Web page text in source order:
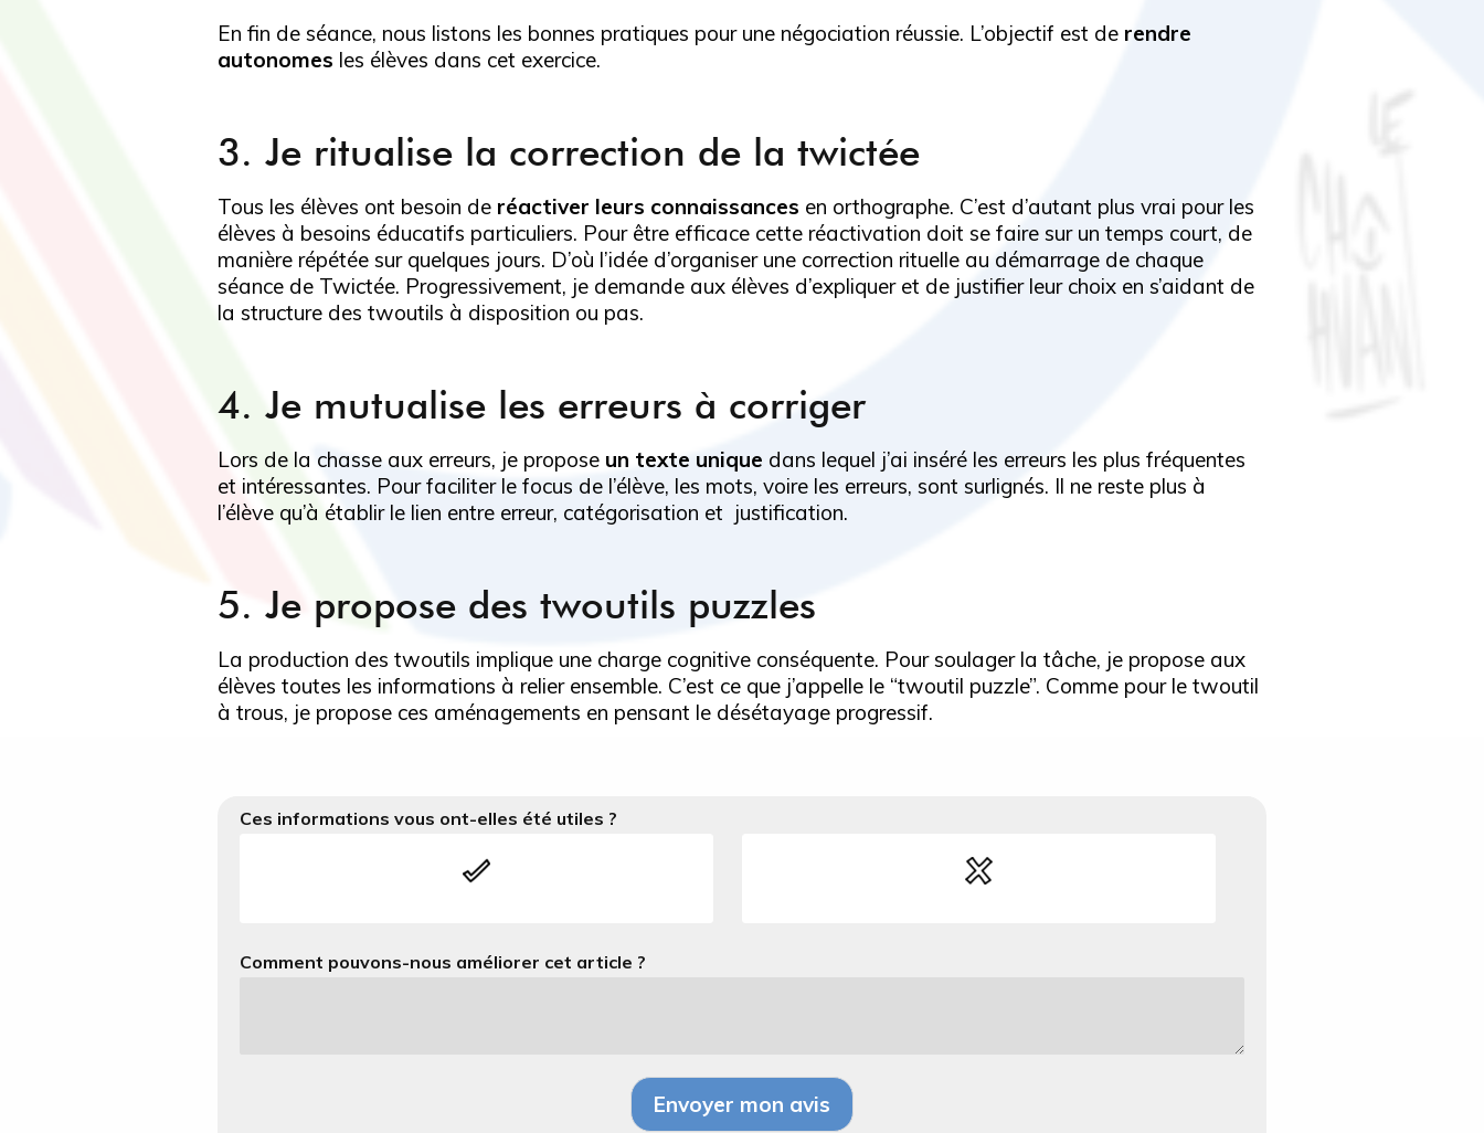
En fin de séance, nous listons les bonnes pratiques pour une négociation réussie. L’objectif est de rendre
autonomes les élèves dans cet exercice.
3. Je ritualise la correction de la twictée
Tous les élèves ont besoin de réactiver leurs connaissances en orthographe. C’est d’autant plus vrai pour les
élèves à besoins éducatifs particuliers. Pour être efficace cette réactivation doit se faire sur un temps court, de
manière répétée sur quelques jours. D’où l’idée d’organiser une correction rituelle au démarrage de chaque
séance de Twictée. Progressivement, je demande aux élèves d’expliquer et de justifier leur choix en s’aidant de
la structure des twoutils à disposition ou pas.
4. Je mutualise les erreurs à corriger
Lors de la chasse aux erreurs, je propose un texte unique dans lequel j’ai inséré les erreurs les plus fréquentes
et intéressantes. Pour faciliter le focus de l’élève, les mots, voire les erreurs, sont surlignés. Il ne reste plus à
l’élève qu’à établir le lien entre erreur, catégorisation et justification.
5. Je propose des twoutils puzzles
La production des twoutils implique une charge cognitive conséquente. Pour soulager la tâche, je propose aux
élèves toutes les informations à relier ensemble. C’est ce que j’appelle le “twoutil puzzle”. Comme pour le twoutil
à trous, je propose ces aménagements en pensant le désétayage progressif.
Ces informations vous ont-elles été utiles ?
Comment pouvons-nous améliorer cet article ?
Envoyer mon avis